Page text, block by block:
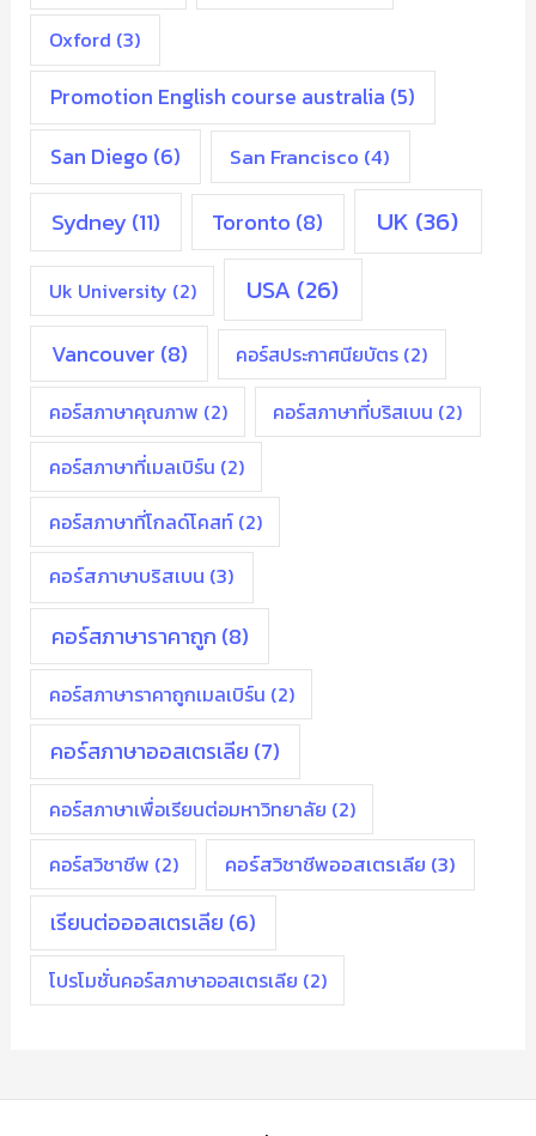
Oxford (3)
Promotion English course australia (5)
San Diego (6) San Francisco (4)
Sydney (11) Toronto (8) UK (36)
Uk University (2) USA (26)
Vancouver (8) คอร์สประกาศนียบัตร (2)
คอร์สภาษาคุณภาพ (2) คอร์สภาษาที่บริสเบน (2)
คอร์สภาษาที่เมลเบิร์น (2)
คอร์สภาษาที่โกลด์โคสท์(2)
คอร์สภาษาบริสเบน (3)
คอร์สภาษาราคาถูก (8)
คอร์สภาษาราคาถูกเมลเบิร์น (2)
คอร์สภาษาออสเตรเลีย (7)
คอร์สภาษาเพื่อเรียนต่อมหาวิทยาลัย (2)
คอร์สวิชาชีพ (2) คอร์สวิชาชีพออสเตรเลีย (3)
เรียนต่อออสเตรเลีย (6)
โปรโมชั่นคอร์สภาษาออสเตรเลีย (2)